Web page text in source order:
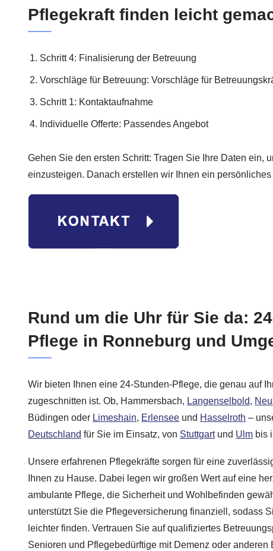
Pflegekraft finden leicht
Schritt 4: Finalisierung der Betreuung
Vorschläge für Betreuung: Vorschläge für
Schritt 1: Kontaktaufnahme
Individuelle Offerte: Passendes Angebot
Gehen Sie den ersten Schritt: Tragen Sie Ihre Daten ein,
einzusteigen. Danach erstellen wir Ihnen ein persönliches
Rund um die Uhr für Sie da:
Pflege in Ronneburg und
Wir bieten Ihnen eine 24-Stunden-Pflege, die genau auf
zugeschnitten ist. Ob, Hammersbach, Langenselbold,
Büdingen oder Limeshain, Erlensee und Hasselroth –
Deutschland für Sie im Einsatz, von Stuttgartund Ulm bis
Unsere erfahrenen Pflegekräfte sorgen für eine
Ihnen zu Hause. Dabei legen wir großen Wert auf eine
ambulante Pflege, die Sicherheit und Wohlbefinden
unterstützt Sie die Pflegeversicherung finanziell, sodass
leichter finden. Vertrauen Sie auf qualifiziertes
Senioren und Pflegebedürftige mit Demenz oder anderen